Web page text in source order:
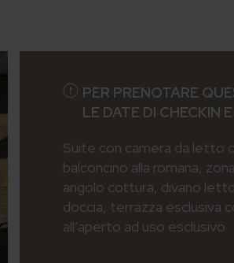
PER PRENOTARE
LE DATE DI CHECKIN
Suite con camera da letto
balconcino alla romana,
angolo cottura, divano
doccia, terrazza esclusiva
all’aperto ad uso esclusivo